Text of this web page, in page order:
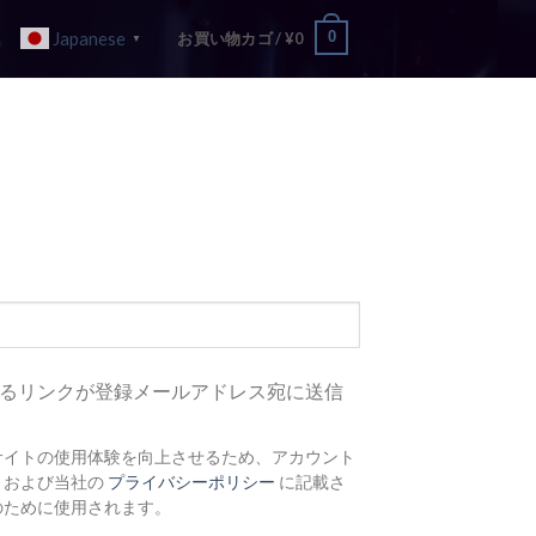
Japanese ▼ お買い物カゴ /¥0 0
リンクが登録メールアドレス宛に送信
トの使用体験を向上させるため、アカウント
よび当社の プライバシーポリシー に記載さ
めに使用されます。